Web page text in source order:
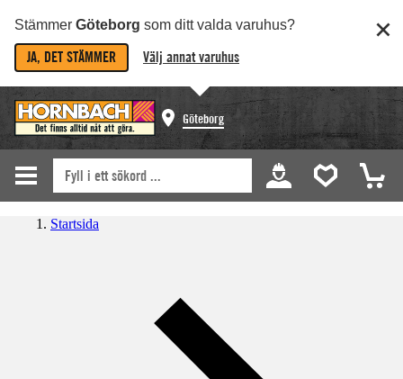
Stämmer Göteborg som ditt valda varuhus?
JA, DET STÄMMER Välj annat varuhus
Göteborg
Startsida